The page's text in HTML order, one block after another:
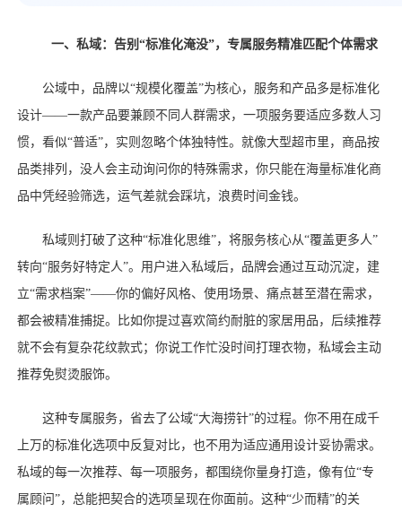
一、私域：告别“标准化淹没”，专属服务精准匹配个体需求
公域中，品牌以“规模化覆盖”为核心，服务和产品多是标准化
设计——一款产品要兼顾不同人群需求，一项服务要适应多数人习
惯，看似“普适”，实则忽略个体独特性。就像大型超市里，商品按
品类排列，没人会主动询问你的特殊需求，你只能在海量标准化商
品中凭经验筛选，运气差就会踩坑，浪费时间金钱。
私域则打破了这种“标准化思维”，将服务核心从“覆盖更多人”
转向“服务好特定人”。用户进入私域后，品牌会通过互动沉淀，建
立“需求档案”——你的偏好风格、使用场景、痛点甚至潜在需求，
都会被精准捕捉。比如你提过喜欢简约耐脏的家居用品，后续推荐
就不会有复杂花纹款式；你说工作忙没时间打理衣物，私域会主动
推荐免熨烫服饰。
这种专属服务，省去了公域“大海捞针”的过程。你不用在成千
上万的标准化选项中反复对比，也不用为适应通用设计妥协需求。
私域的每一次推荐、每一项服务，都围绕你量身打造，像有位“专
属顾问”，总能把契合的选项呈现在你面前。这种“少而精”的关